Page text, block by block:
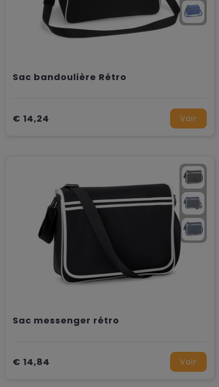
Sac bandoulière Rétro
€ 14,24 Voir
Sac messenger rétro
€ 14,84 Voir